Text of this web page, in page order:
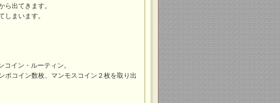
ら出てきます。
まいます。
イン・ルーティン。
ボコイン数枚、マンモスコイン２枚を取り出